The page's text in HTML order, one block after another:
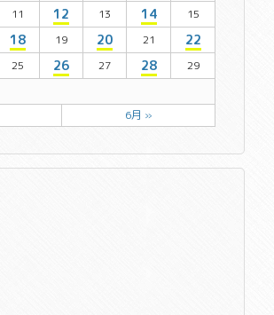
11 12 13 14 15
18 19 20 21 22
25 26 27 28 29
6月 »